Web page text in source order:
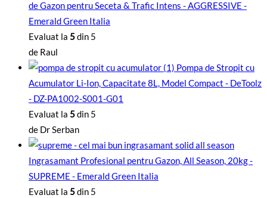
de Gazon pentru Seceta & Trafic Intens - AGGRESSIVE -
Emerald Green Italia
Evaluat la 5din 5
de Raul
Pompa de Stropit cu
Acumulator Li-Ion, Capacitate 8L, Model Compact - DeToolz
- DZ-PA1002-S001-G01
Evaluat la 5din 5
de Dr Serban
Ingrasamant Profesional pentru Gazon, All Season, 20kg -
SUPREME - Emerald Green Italia
Evaluat la 5din 5